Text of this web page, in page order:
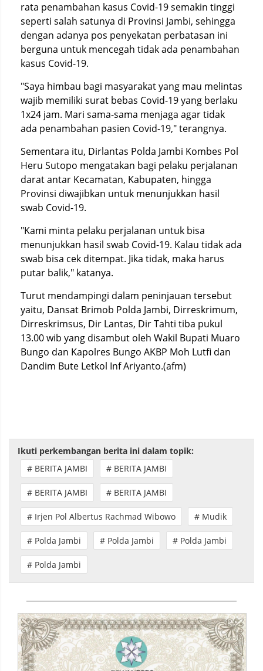
rata penambahan kasus Covid-19 semakin tinggi
seperti salah satunya di Provinsi Jambi, sehingga
dengan adanya pos penyekatan perbatasan ini
berguna untuk mencegah tidak ada penambahan
kasus Covid-19.
"Saya himbau bagi masyarakat yang mau melintas
wajib memiliki surat bebas Covid-19 yang berlaku
1x24 jam. Mari sama-sama menjaga agar tidak
ada penambahan pasien Covid-19," terangnya.
Sementara itu, Dirlantas Polda Jambi Kombes Pol
Heru Sutopo mengatakan bagi pelaku perjalanan
darat antar Kecamatan, Kabupaten, hingga
Provinsi diwajibkan untuk menunjukkan hasil
swab Covid-19.
"Kami minta pelaku perjalanan untuk bisa
menunjukkan hasil swab Covid-19. Kalau tidak ada
swab bisa cek ditempat. Jika tidak, maka harus
putar balik," katanya.
Turut mendampingi dalam peninjauan tersebut
yaitu, Dansat Brimob Polda Jambi, Dirreskrimum,
Dirreskrimsus, Dir Lantas, Dir Tahti tiba pukul
13.00 wib yang disambut oleh Wakil Bupati Muaro
Bungo dan Kapolres Bungo AKBP Moh Lutfi dan
Dandim Bute Letkol Inf Ariyanto.(afm)
Ikuti perkembangan berita ini dalam topik:
# BERITA JAMBI
# BERITA JAMBI
# BERITA JAMBI # BERITA JAMBI
# Irjen Pol Albertus Rachmad Wibowo # Mudik
# Polda Jambi # Polda Jambi # Polda Jambi
# Polda Jambi